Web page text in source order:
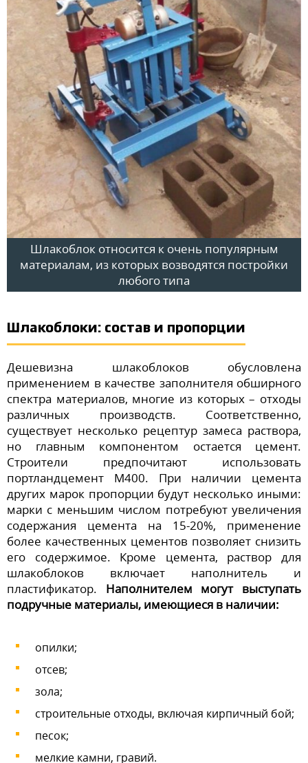
Шлакоблок относится к очень популярным
материалам, из которых возводятся постройки
любого типа
Шлакоблоки: состав и пропорции
Дешевизна шлакоблоков обусловлена
применением в качестве заполнителя обширного
спектра материалов, многие из которых – отходы
различных производств. Соответственно,
существует несколько рецептур замеса раствора,
но главным компонентом остается цемент.
Строители предпочитают использовать
портландцемент М400. При наличии цемента
других марок пропорции будут несколько иными:
марки с меньшим числом потребуют увеличения
содержания цемента на 15-20%, применение
более качественных цементов позволяет снизить
его содержимое. Кроме цемента, раствор для
шлакоблоков включает наполнитель и
пластификатор. Наполнителем могут выступать
подручные материалы, имеющиеся в наличии:
опилки;
отсев;
зола;
строительные отходы, включая кирпичный бой;
песок;
мелкие камни, гравий.